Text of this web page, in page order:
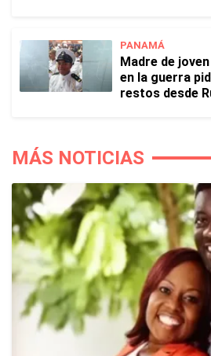
PANAMÁ
Madre de
en la guerra
restos desde
MÁS NOTICIAS